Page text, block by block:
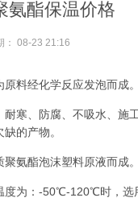
氨酯保温价格
： 08-23 21:16
料经化学反应发泡而成。
寒、防腐、不吸水、施
的产物。
氨酯泡沫塑料原液而成。
为：-50℃-120℃时，选